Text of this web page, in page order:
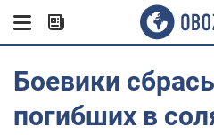
Боевики
погибших в